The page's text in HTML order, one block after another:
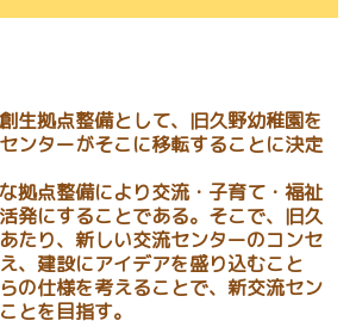
生拠点整備として、旧久野幼稚園を
ンターがそこに移転することに決定
拠点整備により交流・子育て・福祉
発にすることである。そこで、旧久
たり、新しい交流センターのコンセ
、建設にアイデアを盛り込むこと
の仕様を考えることで、新交流セン
とを目指す。